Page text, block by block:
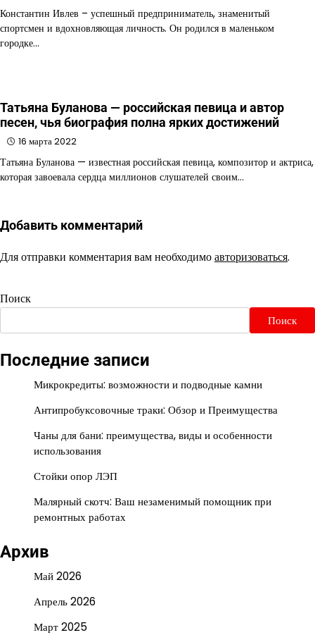
Константин Ивлев – успешный предприниматель, знаменитый
спортсмен и вдохновляющая личность. Он родился в маленьком
городке…
Татьяна Буланова — российская певица и автор
песен, чья биография полна ярких достижений
16 марта 2022
Татьяна Буланова — известная российская певица, композитор и актриса,
которая завоевала сердца миллионов слушателей своим…
Добавить комментарий
Для отправки комментария вам необходимоавторизоваться.
Поиск
Поиск
Последние записи
Микрокредиты: возможности и подводные камни
Антипробуксовочные траки: Обзор и Преимущества
Чаны для бани: преимущества, виды и особенности
использования
Стойки опор ЛЭП
Малярный скотч: Ваш незаменимый помощник при
ремонтных работах
Архив
Май 2026
Апрель 2026
Март 2025